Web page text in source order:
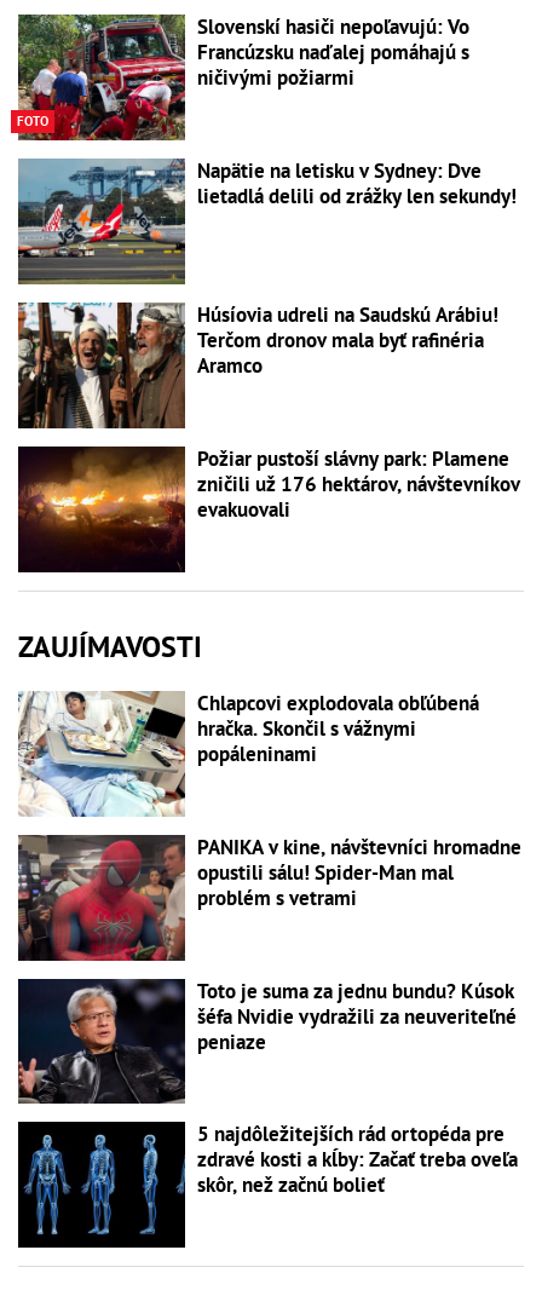
FOTO
Slovenskí hasiči nepoľavujú: Vo
Francúzsku naďalej pomáhajú s
ničivými požiarmi
Napätie na letisku v Sydney: Dve
lietadlá delili od zrážky len sekundy!
Húsíovia udreli na Saudskú Arábiu!
Terčom dronov mala byť rafinéria
Aramco
Požiar pustoší slávny park: Plamene
zničili už 176 hektárov, návštevníkov
evakuovali
ZAUJÍMAVOSTI
Chlapcovi explodovala obľúbená
hračka. Skončil s vážnymi
popáleninami
PANIKA v kine, návštevníci hromadne
opustili sálu! Spider-Man mal
problém s vetrami
Toto je suma za jednu bundu? Kúsok
šéfa Nvidie vydražili za neuveriteľné
peniaze
5 najdôležitejších rád ortopéda pre
zdravé kosti a kĺby: Začať treba oveľa
skôr, než začnú bolieť